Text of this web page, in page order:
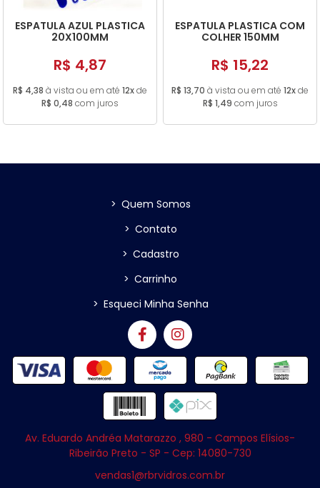
ESPATULA AZUL PLASTICA
20X100MM
R$ 4,87
R$ 4,38 à vista ou em até 12xde
R$ 0,48 com juros
ESPATULA PLASTICA COM
COLHER 150MM
R$ 15,22
R$ 13,70 à vista ou em até 12xde
R$ 1,49 com juros
> Quem Somos
> Contato
> Cadastro
> Carrinho
> Esqueci Minha Senha
Av. Eduardo Andréa Matarazzo , 980 - Campos Elísios-
Ribeirão Preto - SP - Cep: 14080-730
vendas1@rbrvidros.com.br